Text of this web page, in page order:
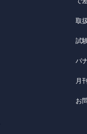
取
試
バ
月
お